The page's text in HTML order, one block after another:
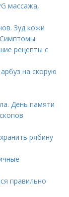
массажа,
Зуд кожи
Симптомы
рецепты с
на скорую
День памяти
рябину
правильно